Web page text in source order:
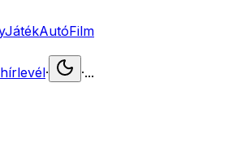
JátékAutóFilm
hírlevél· ·...